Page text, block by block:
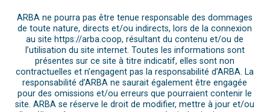
ARBA ne pourra pas être tenue responsable des dommages
de toute nature, directs et/ou indirects, lors de la connexion
au site https://arba.coop, résultant du contenu et/ou de
l’utilisation du site internet. Toutes les informations sont
présentes sur ce site à titre indicatif, elles sont non
contractuelles et n’engagent pas la responsabilité d’ARBA. La
responsabilité d’ARBA ne saurait également être engagée
pour des omissions et/ou erreurs que pourraient contenir le
site. ARBA se réserve le droit de modifier, mettre à jour et/ou